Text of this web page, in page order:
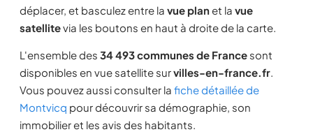
déplacer, et basculez entre la vue planet la vue
satellitevia les boutons en haut à droite de la carte.
L'ensemble des 34 493 communes de France sont
disponibles en vue satellite survilles-en-france.fr.
Vous pouvez aussi consulter la fiche détaillée de
Montvicq pour découvrir sa démographie, son
immobilier et les avis des habitants.